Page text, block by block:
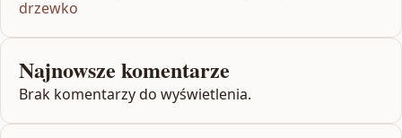
drzewko
Najnowsze komentarze
Brak komentarzy do wyświetlenia.